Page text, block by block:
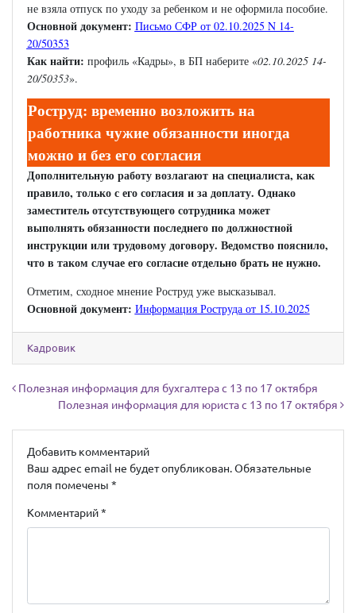
не взяла отпуск по уходу за ребенком и не оформила пособие.
Основной документ: Письмо СФР от 02.10.2025 N 14-
20/50353
Как найти: профиль «Кадры», в БП наберите «02.10.2025 14-
20/50353».
Роструд: временно возложить на
работника чужие обязанности иногда
можно и без его согласия
Дополнительную работу возлагают на специалиста, как
правило, только с его согласия и за доплату. Однако
заместитель отсутствующего сотрудника может
выполнять обязанности последнего по должностной
инструкции или трудовому договору. Ведомство пояснило,
что в таком случае его согласие отдельно брать не нужно.
Отметим, сходное мнение Роструд уже высказывал.
Основной документ: Информация Роструда от 15.10.2025
Кадровик
Навигация по записям
Полезная информация для бухгалтера с 13 по 17 октября
Полезная информация для юриста с 13 по 17 октября
Добавить комментарий
Ваш адрес email не будет опубликован. Обязательные
поля помечены *
Комментарий*